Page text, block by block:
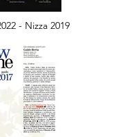
- Nizza 2019